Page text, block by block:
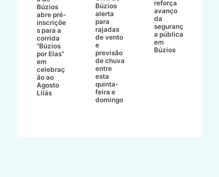
Búzios
abre pré-
inscriçõe
s para a
corrida
"Búzios
por Elas"
em
celebraç
ão ao
Agosto
Lilás
Búzios
alerta
para
rajadas
de vento
e
previsão
de chuva
entre
esta
quinta-
feira e
domingo
reforça
avanço
da
seguranç
a pública
em
Búzios